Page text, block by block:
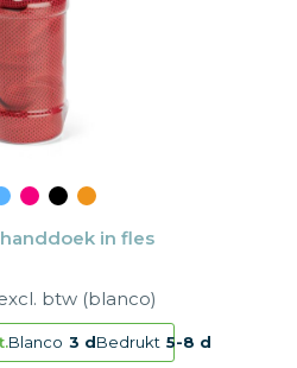
in fles
btw (blanco)
Blanco 3 dBedrukt 5-8 d